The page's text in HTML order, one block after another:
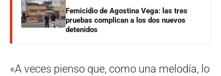
Femicidio de Agostina Vega: las tres
pruebas complican a los dos nuevos
detenidos
«A veces pienso que, como una melodía, lo